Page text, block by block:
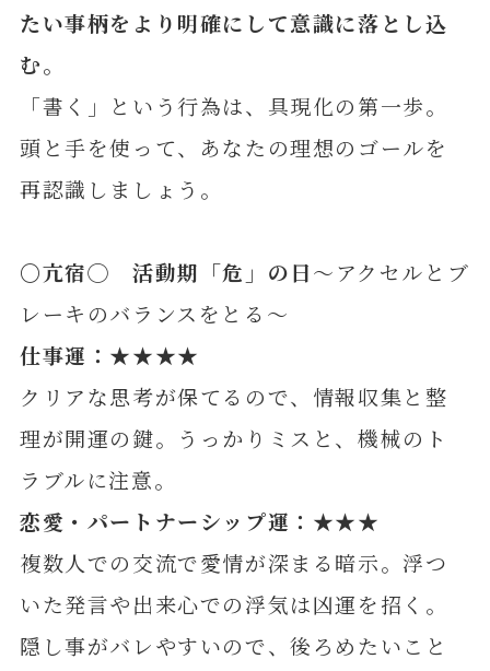
たい事柄をより明確にして意識に落とし込
む。
「書く」という行為は、具現化の第一歩。
頭と手を使って、あなたの理想のゴールを
再認識しましょう。
〇亢宿◯ 活動期「危」の日～アクセルとブ
レーキのバランスをとる～
仕事運：★★★★
クリアな思考が保てるので、情報収集と整
理が開運の鍵。うっかりミスと、機械のト
ラブルに注意。
恋愛・パートナーシップ運：★★★
複数人での交流で愛情が深まる暗示。浮つ
いた発言や出来心での浮気は凶運を招く。
隠し事がバレやすいので、後ろめたいこと